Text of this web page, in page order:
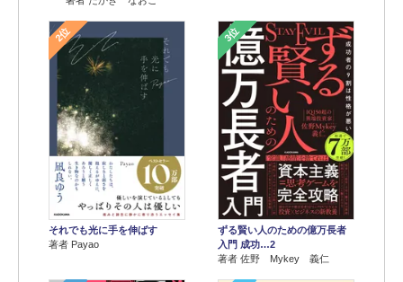
2位
それでも光に手を伸ばす
著者 Payao
3位
ずる賢い人のための億万長者
入門 成功…2
著者 佐野 Mykey 義仁